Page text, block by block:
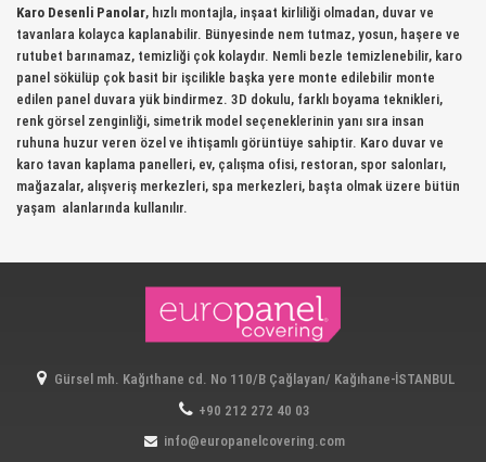
Karo Desenli Panolar, hızlı montajla, inşaat kirliliği olmadan, duvar ve
tavanlara kolayca kaplanabilir. Bünyesinde nem tutmaz, yosun, haşere ve
rutubet barınamaz, temizliği çok kolaydır. Nemli bezle temizlenebilir, karo
panel sökülüp çok basit bir işcilikle başka yere monte edilebilir monte
edilen panel duvara yük bindirmez. 3D dokulu, farklı boyama teknikleri,
renk görsel zenginliği, simetrik model seçeneklerinin yanı sıra insan
ruhuna huzur veren özel ve ihtişamlı görüntüye sahiptir. Karo duvar ve
karo tavan kaplama panelleri, ev, çalışma ofisi, restoran, spor salonları,
mağazalar, alışveriş merkezleri, spa merkezleri, başta olmak üzere bütün
yaşam alanlarında kullanılır.
Gürsel mh. Kağıthane cd. No 110/B Çağlayan/ Kağıhane-İSTANBUL
+90 212 272 40 03
info@europanelcovering.com